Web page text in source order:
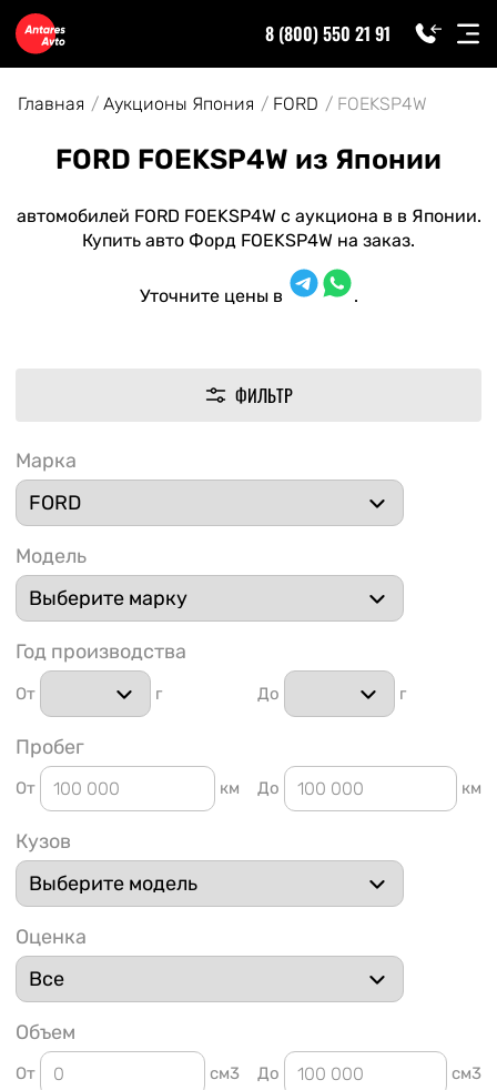
91
8 (800) 550 21 91
Главная Аукционы Япония FORD FOEKSP4W
FORD FOEKSP4W из Японии
автомобилей FORD FOEKSP4W с аукциона в в Японии.
Купить авто Форд FOEKSP4W на заказ.
Уточните цены в .
ФИЛЬТР
Марка
Модель
Год производства
От г До г
Пробег
От км До км
Кузов
Оценка
Объем
От см3 До см3